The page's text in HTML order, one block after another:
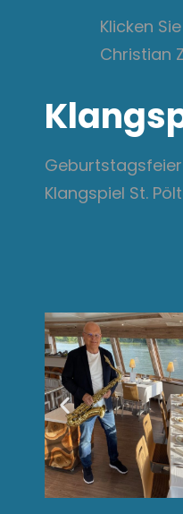
Klicken
Christian
Klangspiel St.